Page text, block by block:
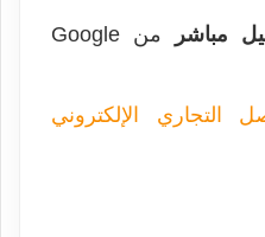
مباشر
من Google
التجاري الإلكتروني